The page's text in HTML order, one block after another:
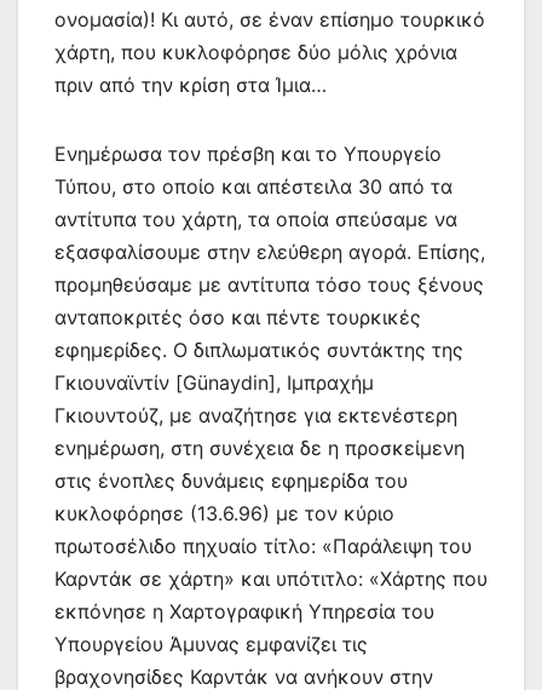
ονομασία)! Κι αυτό, σε έναν επίσημο τουρκικό
χάρτη, που κυκλοφόρησε δύο μόλις χρόνια
πριν από την κρίση στα Ίμια…
Ενημέρωσα τον πρέσβη και το Υπουργείο
Τύπου, στο οποίο και απέστειλα 30 από τα
αντίτυπα του χάρτη, τα οποία σπεύσαμε να
εξασφαλίσουμε στην ελεύθερη αγορά. Επίσης,
προμηθεύσαμε με αντίτυπα τόσο τους ξένους
ανταποκριτές όσο και πέντε τουρκικές
εφημερίδες. Ο διπλωματικός συντάκτης της
Γκιουναϊντίν [Günaydin], Ιμπραχήμ
Γκιουντούζ, με αναζήτησε για εκτενέστερη
ενημέρωση, στη συνέχεια δε η προσκείμενη
στις ένοπλες δυνάμεις εφημερίδα του
κυκλοφόρησε (13.6.96) με τον κύριο
πρωτοσέλιδο πηχυαίο τίτλο: «Παράλειψη του
Καρντάκ σε χάρτη» και υπότιτλο: «Χάρτης που
εκπόνησε η Χαρτογραφική Υπηρεσία του
Υπουργείου Άμυνας εμφανίζει τις
βραχονησίδες Καρντάκ να ανήκουν στην